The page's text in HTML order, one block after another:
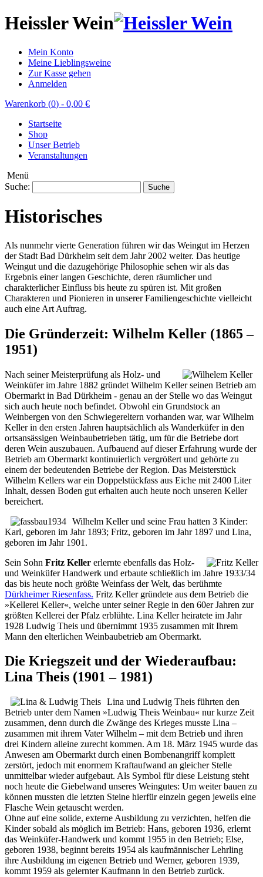
Heissler Wein
Mein Konto
Meine Lieblingsweine
Zur Kasse gehen
Anmelden
Warenkorb (0) - 0,00 €
Startseite
Shop
Unser Betrieb
Veranstaltungen
Menü
Suche:
Suche
Historisches
Als nunmehr vierte Generation führen wir das Weingut im Herzen
der Stadt Bad Dürkheim seit dem Jahr 2002 weiter. Das heutige
Weingut und die dazugehörige Philosophie sehen wir als das
Ergebnis einer langen Geschichte, deren räumlicher und
charakterlicher Einfluss bis heute zu spüren ist. Mit großen
Charakteren und Pionieren in unserer Familiengeschichte vielleicht
auch eine Art Auftrag.
Die Gründerzeit: Wilhelm Keller (1865 –
1951)
Nach seiner Meisterprüfung als Holz- und
Weinküfer im Jahre 1882 gründet Wilhelm Keller seinen Betrieb am
Obermarkt in Bad Dürkheim - genau an der Stelle wo das Weingut
sich auch heute noch befindet. Obwohl ein Grundstock an
Weinbergen von den Schwiegereltern vorhanden war, war Wilhelm
Keller in den ersten Jahren hauptsächlich als Wanderküfer in den
ortsansässigen Weinbaubetrieben tätig, um für die Betriebe dort
deren Wein auszubauen. Aufbauend auf dieser Erfahrung wurde der
Betrieb am Obermarkt kontinuierlich vergrößert und gehörte zu
einem der bedeutenden Betriebe der Region. Das Meisterstück
Wilhelm Kellers war ein Doppelstückfass aus Eiche mit 2400 Liter
Inhalt, dessen Boden gut erhalten auch heute noch unseren Keller
bereichert.
Wilhelm Keller und seine Frau hatten 3 Kinder:
Karl, geboren im Jahr 1893; Fritz, geboren im Jahr 1897 und Lina,
geboren im Jahr 1901.
Sein Sohn Fritz Keller erlernte ebenfalls das Holz-
und Weinküfer Handwerk und erbaute schließlich im Jahre 1933/34
das bis heute noch größte Weinfass der Welt, das berühmte
Dürkheimer Riesenfass. Fritz Keller gründete aus dem Betrieb die
»Kellerei Keller«, welche unter seiner Regie in den 60er Jahren zur
größten Kellerei der Pfalz erblühte. Lina Keller heiratete im Jahr
1928 Ludwig Theis und übernimmt 1935 zusammen mit Ihrem
Mann den elterlichen Weinbaubetrieb am Obermarkt.
Die Kriegszeit und der Wiederaufbau:
Lina Theis (1901 – 1981)
Lina und Ludwig Theis führten den
Betrieb unter dem Namen »Ludwig Theis Weinbau« nur kurze Zeit
zusammen, denn durch die Zwänge des Krieges musste Lina –
zusammen mit ihrem Vater Wilhelm – mit dem Betrieb und ihren
drei Kindern alleine zurecht kommen. Am 18. März 1945 wurde das
Anwesen am Obermarkt durch einen Bombenangriff komplett
zerstört, jedoch mit enormem Kraftaufwand an gleicher Stelle
unmittelbar wieder aufgebaut. Als Symbol für diese Leistung steht
noch heute die Giebelwand unseres Weingutes: Um weiter bauen zu
können mussten die letzten Steine hierfür einzeln gegen jeweils eine
Flasche Wein getauscht werden.
Ohne auf eine solide, externe Ausbildung zu verzichten, helfen die
Kinder sobald als möglich im Betrieb: Hans, geboren 1936, erlernt
das Weinküfer-Handwerk und kommt 1955 in den Betrieb; Else,
geboren 1938, beginnt bereits 1954 als kaufmännischer Lehrling
ihre Ausbildung im eigenen Betrieb und Werner, geboren 1939,
kommt 1959 als gelernter Kaufmann in den Betrieb zurück.